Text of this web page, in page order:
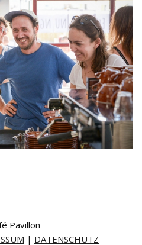
Pavillon
| DATENSCHUTZ